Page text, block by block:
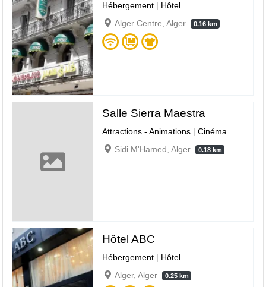
Hébergement | Hôtel
Alger Centre, Alger
0.16 km
Salle Sierra Maestra
Attractions - Animations |Cinéma
Sidi M'Hamed, Alger
0.18 km
Hôtel ABC
Hébergement | Hôtel
Alger, Alger
0.25 km